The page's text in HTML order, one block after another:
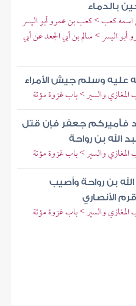
بالدماء
اسمه كعب > كعب بن عمرو أبو اليسر
اليسر > سالم بن أبي الجعد عن أبي
عليه وسلم جيش الأمراء
المغازي والسير > باب غزوة مؤتة
فأميركم جعفر فإن قتل
الله بن رواحة
المغازي والسير > باب غزوة مؤتة
الله بن رواحة وأصيب
الأنصاري
المغازي والسير > باب غزوة مؤتة